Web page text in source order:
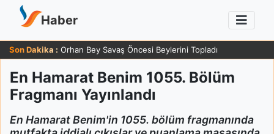
Haber
Son Dakika : Orhan Bey Savaş Öncesi Beylerini Topladı
En Hamarat Benim 1055. Bölüm
Fragmanı Yayınlandı
En Hamarat Benim'in 1055. bölüm fragmanında